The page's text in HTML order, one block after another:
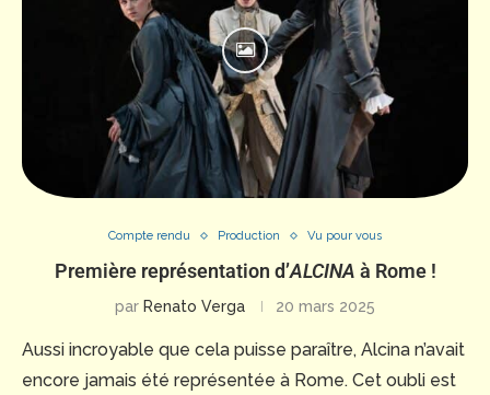
Compte rendu Production Vu pour vous
Première représentation d’ALCINA à Rome !
par Renato Verga 20 mars 2025
Aussi incroyable que cela puisse paraître, Alcina n’avait
encore jamais été représentée à Rome. Cet oubli est